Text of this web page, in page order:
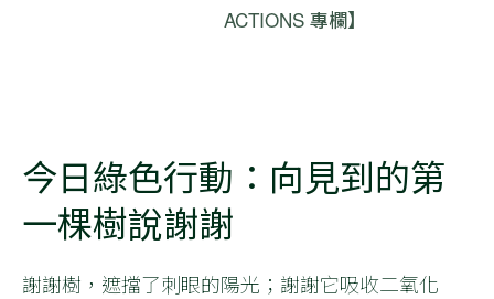
ACTIONS 專欄】
今日綠色行動：向見到的第
一棵樹說謝謝
謝謝樹，遮擋了刺眼的陽光；謝謝它吸收二氧化